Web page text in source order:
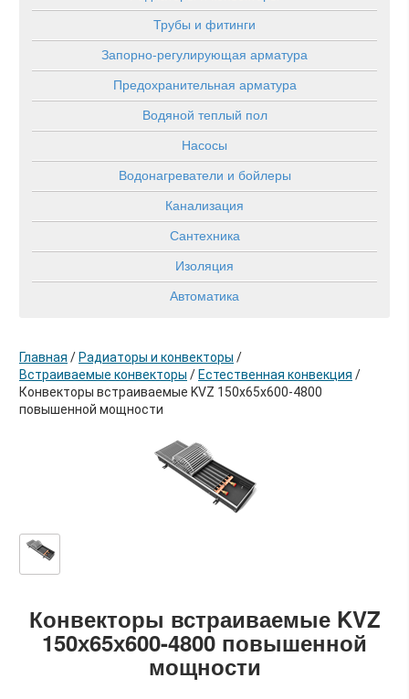
Трубы и фитинги
Запорно-регулирующая арматура
Предохранительная арматура
Водяной теплый пол
Насосы
Водонагреватели и бойлеры
Канализация
Сантехника
Изоляция
Автоматика
Главная / Радиаторы и конвекторы /
Встраиваемые конвекторы / Естественная конвекция /
Конвекторы встраиваемые KVZ 150х65х600-4800
повышенной мощности
Конвекторы встраиваемые KVZ
150х65х600-4800 повышенной
мощности